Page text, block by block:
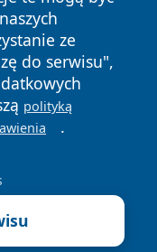
ze
do serwisu",
polityką
.
Polityka
Cookies